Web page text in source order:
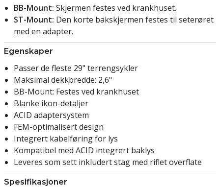
BB-Mount: Skjermen festes ved krankhuset.
ST-Mount: Den korte bakskjermen festes til seterøret
med en adapter.
Egenskaper
Passer de fleste 29" terrengsykler
Maksimal dekkbredde: 2,6"
BB-Mount: Festes ved krankhuset
Blanke ikon-detaljer
ACID adaptersystem
FEM-optimalisert design
Integrert kabelføring for lys
Kompatibel med ACID integrert baklys
Leveres som sett inkludert stag med riflet overflate
Spesifikasjoner